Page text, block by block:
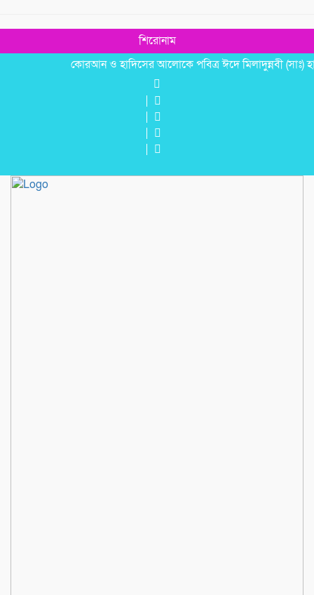
শিরোনাম
কোরআন ও হাদিসের আলোকে পবিত্র ঈদে মিলাদুন্নবী (সাঃ)